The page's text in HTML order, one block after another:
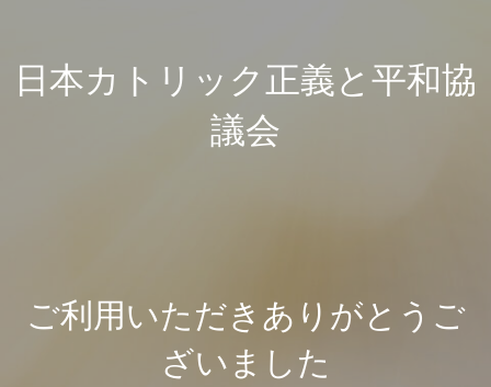
日本カトリック正義と平和協
議会
ご利用いただきありがとうご
ざいました